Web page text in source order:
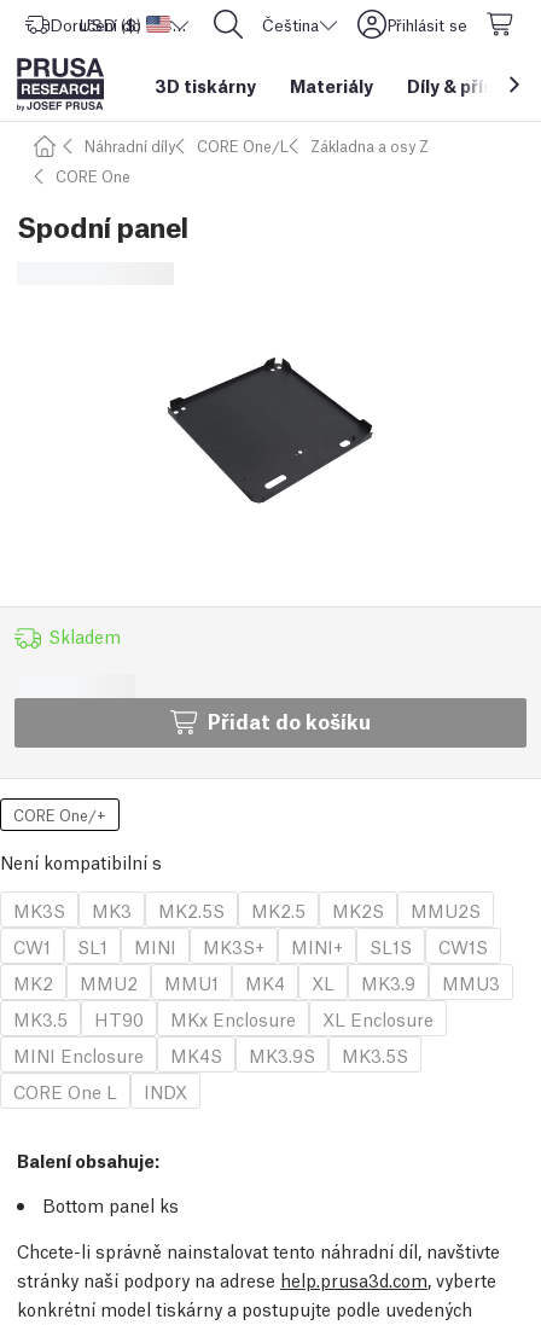
Doručení do Spojené státy americké
USD ($) CORE One L: Nyní skladem! Čeština Přihlásit se
3D tiskárny Materiály Díly &
Náhradní díly CORE One/L
Základna a osy Z
CORE One
Spodní panel
Skladem
Přidat do košíku
CORE One/+
Není kompatibilní s
MK3S
MK3 MK2.5S MK2.5 MK2S
MMU2S
CW1
SL1 MINI MK3S+ MINI+ SL1S
CW1S
MK2
MMU2 MMU1 MK4 XL MK3.9
MMU3
MK3.5
HT90 MKx Enclosure
XL Enclosure
MINI Enclosure
MK4S MK3.9S
MK3.5S
CORE One L
INDX
Balení obsahuje:
Bottom panel ks
Chcete-li správně nainstalovat tento náhradní díl, navštivte
stránky naší podpory na adrese help.prusa3d.com, vyberte
konkrétní model tiskárny a postupujte podle uvedených